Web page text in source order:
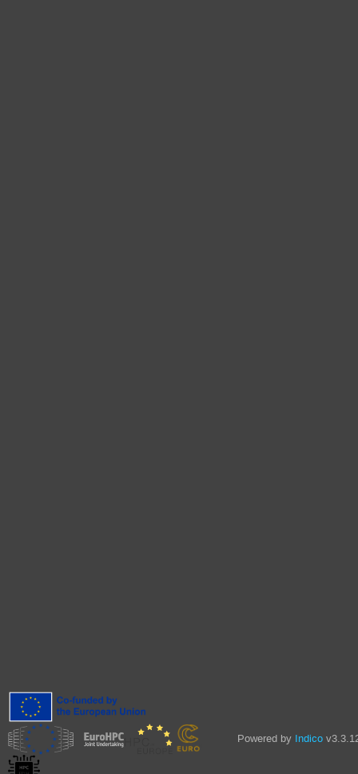
Powered by Indico